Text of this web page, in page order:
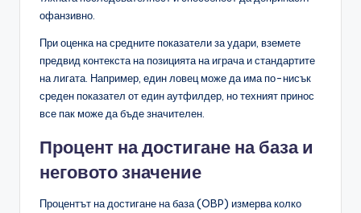
офанзивно.
При оценка на средните показатели за удари, вземете
предвид контекста на позицията на играча и стандартите
на лигата. Например, един ловец може да има по-нисък
среден показател от един аутфилдер, но техният принос
все пак може да бъде значителен.
Процент на достигане на база и
неговото значение
Процентът на достигане на база (OBP) измерва колко